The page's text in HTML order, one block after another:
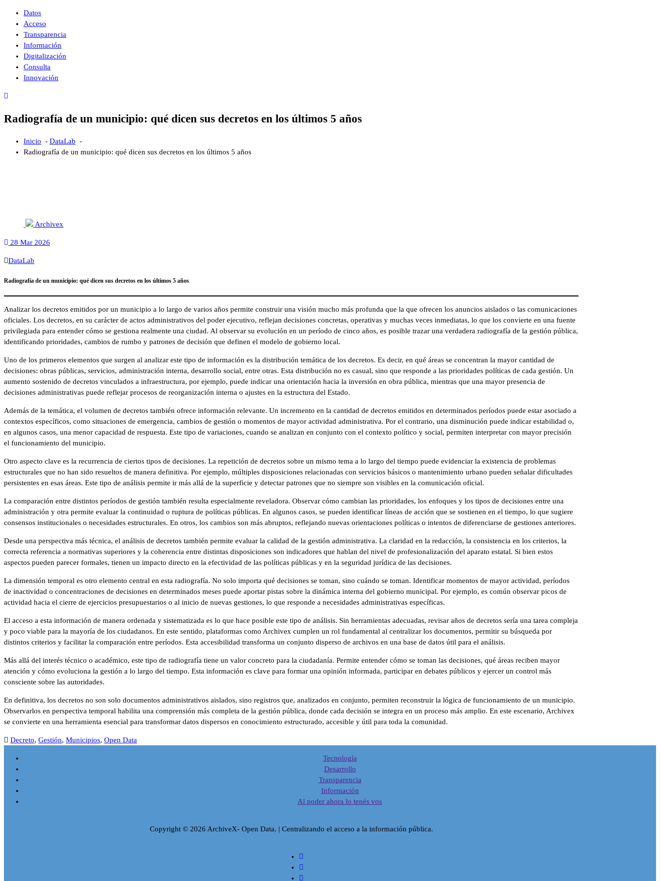
Saltar
contenido
Datos
Acceso
Transparencia
Información
Digitalización
Consulta
Innovación
Radiografía de un municipio: qué dicen sus decretos en los últimos 5 años
Inicio - DataLab -
Radiografía de un municipio: qué dicen sus decretos en los últimos 5 años
Archivex
28 Mar 2026
DataLab
Radiografía de un municipio: qué dicen sus decretos en los últimos 5 años
Analizar los decretos emitidos por un municipio a lo largo de varios años permite construir una visión mucho más profunda que la que ofrecen los anuncios aislados o las comunicaciones
oficiales. Los decretos, en su carácter de actos administrativos del poder ejecutivo, reflejan decisiones concretas, operativas y muchas veces inmediatas, lo que los convierte en una fuente
privilegiada para entender cómo se gestiona realmente una ciudad. Al observar su evolución en un período de cinco años, es posible trazar una verdadera radiografía de la gestión pública,
identificando prioridades, cambios de rumbo y patrones de decisión que definen el modelo de gobierno local.
Uno de los primeros elementos que surgen al analizar este tipo de información es la distribución temática de los decretos. Es decir, en qué áreas se concentran la mayor cantidad de
decisiones: obras públicas, servicios, administración interna, desarrollo social, entre otras. Esta distribución no es casual, sino que responde a las prioridades políticas de cada gestión. Un
aumento sostenido de decretos vinculados a infraestructura, por ejemplo, puede indicar una orientación hacia la inversión en obra pública, mientras que una mayor presencia de
decisiones administrativas puede reflejar procesos de reorganización interna o ajustes en la estructura del Estado.
Además de la temática, el volumen de decretos también ofrece información relevante. Un incremento en la cantidad de decretos emitidos en determinados períodos puede estar asociado a
contextos específicos, como situaciones de emergencia, cambios de gestión o momentos de mayor actividad administrativa. Por el contrario, una disminución puede indicar estabilidad o,
en algunos casos, una menor capacidad de respuesta. Este tipo de variaciones, cuando se analizan en conjunto con el contexto político y social, permiten interpretar con mayor precisión
el funcionamiento del municipio.
Otro aspecto clave es la recurrencia de ciertos tipos de decisiones. La repetición de decretos sobre un mismo tema a lo largo del tiempo puede evidenciar la existencia de problemas
estructurales que no han sido resueltos de manera definitiva. Por ejemplo, múltiples disposiciones relacionadas con servicios básicos o mantenimiento urbano pueden señalar dificultades
persistentes en esas áreas. Este tipo de análisis permite ir más allá de la superficie y detectar patrones que no siempre son visibles en la comunicación oficial.
La comparación entre distintos períodos de gestión también resulta especialmente reveladora. Observar cómo cambian las prioridades, los enfoques y los tipos de decisiones entre una
administración y otra permite evaluar la continuidad o ruptura de políticas públicas. En algunos casos, se pueden identificar líneas de acción que se sostienen en el tiempo, lo que sugiere
consensos institucionales o necesidades estructurales. En otros, los cambios son más abruptos, reflejando nuevas orientaciones políticas o intentos de diferenciarse de gestiones anteriores.
Desde una perspectiva más técnica, el análisis de decretos también permite evaluar la calidad de la gestión administrativa. La claridad en la redacción, la consistencia en los criterios, la
correcta referencia a normativas superiores y la coherencia entre distintas disposiciones son indicadores que hablan del nivel de profesionalización del aparato estatal. Si bien estos
aspectos pueden parecer formales, tienen un impacto directo en la efectividad de las políticas públicas y en la seguridad jurídica de las decisiones.
La dimensión temporal es otro elemento central en esta radiografía. No solo importa qué decisiones se toman, sino cuándo se toman. Identificar momentos de mayor actividad, períodos
de inactividad o concentraciones de decisiones en determinados meses puede aportar pistas sobre la dinámica interna del gobierno municipal. Por ejemplo, es común observar picos de
actividad hacia el cierre de ejercicios presupuestarios o al inicio de nuevas gestiones, lo que responde a necesidades administrativas específicas.
El acceso a esta información de manera ordenada y sistematizada es lo que hace posible este tipo de análisis. Sin herramientas adecuadas, revisar años de decretos sería una tarea compleja
y poco viable para la mayoría de los ciudadanos. En este sentido, plataformas como Archivex cumplen un rol fundamental al centralizar los documentos, permitir su búsqueda por
distintos criterios y facilitar la comparación entre períodos. Esta accesibilidad transforma un conjunto disperso de archivos en una base de datos útil para el análisis.
Más allá del interés técnico o académico, este tipo de radiografía tiene un valor concreto para la ciudadanía. Permite entender cómo se toman las decisiones, qué áreas reciben mayor
atención y cómo evoluciona la gestión a lo largo del tiempo. Esta información es clave para formar una opinión informada, participar en debates públicos y ejercer un control más
consciente sobre las autoridades.
En definitiva, los decretos no son solo documentos administrativos aislados, sino registros que, analizados en conjunto, permiten reconstruir la lógica de funcionamiento de un municipio.
Observarlos en perspectiva temporal habilita una comprensión más completa de la gestión pública, donde cada decisión se integra en un proceso más amplio. En este escenario, Archivex
se convierte en una herramienta esencial para transformar datos dispersos en conocimiento estructurado, accesible y útil para toda la comunidad.
Decreto, Gestión, Municipios, Open Data
Tecnología
Desarrollo
Transparencia
Información
Al poder ahora lo tenés vos
Copyright © 2026 ArchiveX- Open Data. | Centralizando el acceso a la información pública.